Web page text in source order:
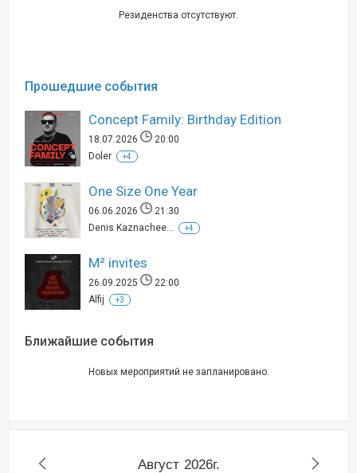
Резиденства отсутствуют.
Прошедшие события
Concept Family: Birthday Edition
18.07.2026
20:00
Doler
+4
One Size One Year
06.06.2026
21:30
Denis Kaznachee...
+4
М² invites
26.09.2025
22:00
Alfij
+3
Ближайшие события
Новых мероприятий не запланировано.
Август 2026г.